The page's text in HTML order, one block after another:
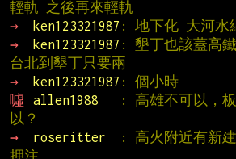
輕軌 之後再來輕軌
→
ken123321987 : 地下化 大河水
→
ken123321987 : 墾丁也該蓋高
台北到墾丁只要兩
→
ken123321987 : 個小時
噓
allen1988
: 高雄不可以，
以？
→
roseritter
: 高火附近有新
押注